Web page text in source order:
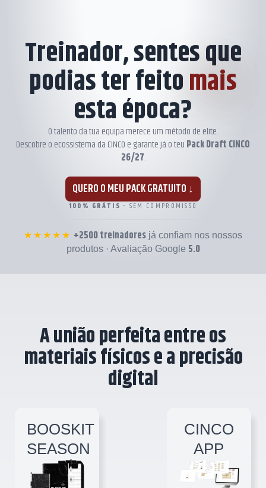
Treinador, sentes que
podias ter feitomais
esta época?
O talento da tua equipa merece um método de elite.
Descobre o ecossistema da CINCO e garante já o teu Pack Draft CINCO
26/27.
QUERO O MEU PACK GRATUITO ↓
100% GRÁTIS • SEM COMPROMISSO
★★★★★ +2500 treinadores já confiam nos nossos
produtos · Avaliação Google 5.0
A união perfeita entre os
materiais físicos e a precisão
digital
BOOSKIT
SEASON
CINCO
APP